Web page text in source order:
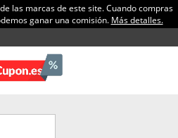
las marcas de este site. Cuando compras
ganar una comisión. Más detalles.